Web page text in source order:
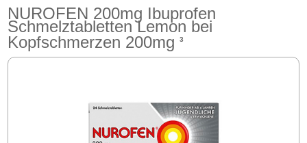
NUROFEN 200mg Ibuprofen
Schmelztabletten Lemon bei
Kopfschmerzen 200mg3